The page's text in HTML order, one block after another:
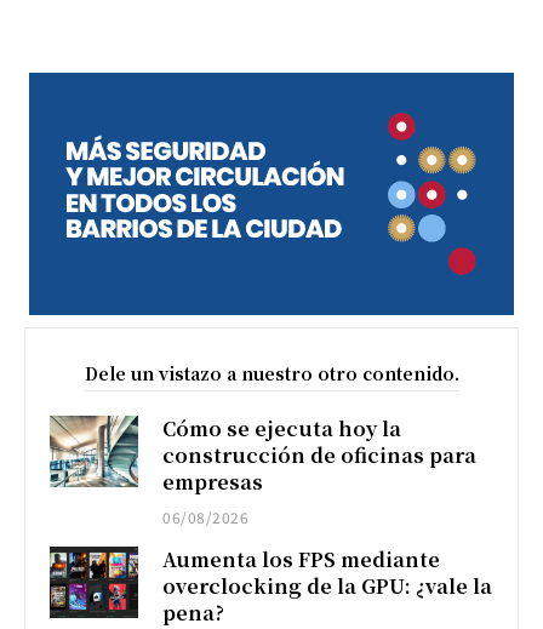
Dele un vistazo a nuestro otro contenido.
Cómo se ejecuta hoy la
construcción de oficinas para
empresas
06/08/2026
Aumenta los FPS mediante
overclocking de la GPU: ¿vale la
pena?